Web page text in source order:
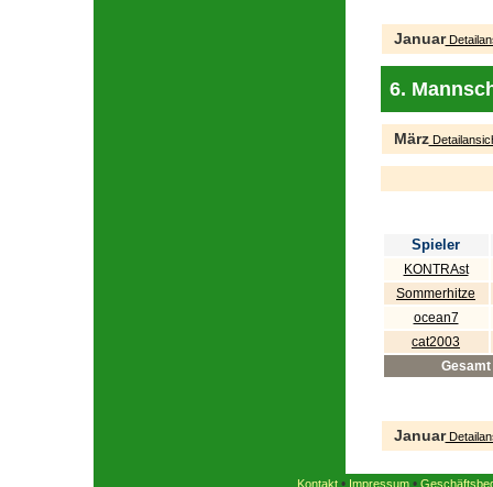
Januar
6.
März
Spieler
KONTRAst
Sommerhitze
ocean7
cat2003
Gesamt
Januar
Kontakt • Impressum •